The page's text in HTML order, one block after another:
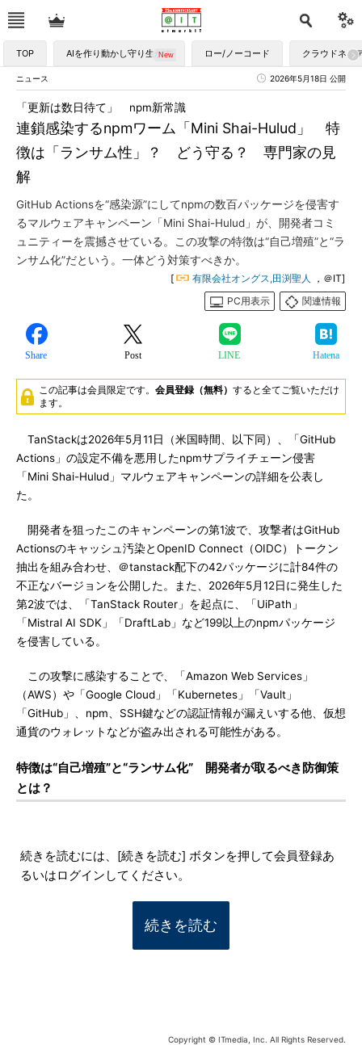
TOP AIを作り動かし守り生かす ロー/ノーコード クラウドネイ
ニュース 2026年5月18日 公開
連鎖感染するnpmワーム「Mini Shai-Hulud」 特
徴は「ランサム性」？ どう守る？ 専門家の見
解
「更新は数日待て」 npm新常識
GitHub Actionsを“感染源”にしてnpmの数百パッケージを侵害す
るマルウェアキャンペーン「Mini Shai-Hulud」が、開発者コミ
ュニティーを震撼させている。この攻撃の特徴は“自己増殖”と“ラ
ンサム化”だという。一体どう対策すべきか。
[ 有限会社オングス,田渕聖人
，＠IT]
PC用表示
関連情報
Share Post LINE Hatena
この記事は会員限定です。 会員登録（無料） すると全てご覧いただけ
ます。
TanStackは2026年5月11日（米国時間、以下同）、「GitHub
Actions」の設定不備を悪用したnpmサプライチェーン侵害
「Mini Shai-Hulud」マルウェアキャンペーンの詳細を公表し
た。
開発者を狙ったこのキャンペーンの第1波で、攻撃者はGitHub
Actionsのキャッシュ汚染とOpenID Connect（OIDC）トークン
抽出を組み合わせ、＠tanstack配下の42パッケージに計84件の
不正なバージョンを公開した。また、2026年5月12日に発生した
第2波では、「TanStack Router」を起点に、「UiPath」
「Mistral AI SDK」「DraftLab」など199以上のnpmパッケージ
を侵害している。
この攻撃に感染することで、「Amazon Web Services」
（AWS）や「Google Cloud」「Kubernetes」「Vault」
「GitHub」、npm、SSH鍵などの認証情報が漏えいする他、仮想
通貨のウォレットなどが盗み出される可能性がある。
特徴は“自己増殖”と“ランサム化” 開発者が取るべき防御策
とは？
続きを読むには、[続きを読む] ボタンを押して会員登録あ
るいはログインしてください。
続きを読む
Copyright © ITmedia, Inc. All Rights Reserved.